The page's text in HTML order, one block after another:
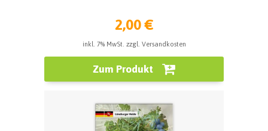
2,00 €
inkl. 7% MwSt. zzgl. Versandkosten
Zum Produkt